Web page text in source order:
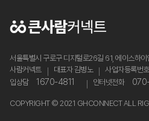
서울특별시 구로구 디지털로26길 61, 에이스하
사람커넥트
대표자 김병노 사업자등록번
입상담
1670-4811 인터넷전화
COPYRIGHT © 2021 GHCONNECT ALL